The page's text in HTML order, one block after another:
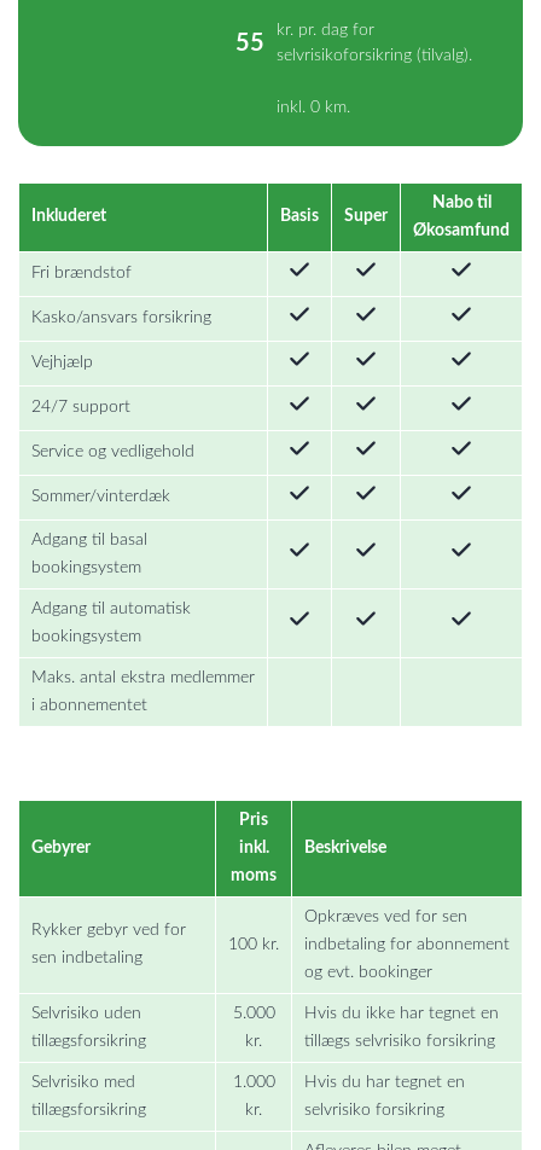
55
kr. pr. dag for
selvrisikoforsikring (tilvalg).
inkl. 0 km.
Inkluderet Basis Super
Nabo til
Økosamfund
Fri brændstof
Kasko/ansvars forsikring
Vejhjælp
24/7 support
Service og vedligehold
Sommer/vinterdæk
Adgang til basal
bookingsystem
Adgang til automatisk
bookingsystem
Maks. antal ekstra medlemmer
i abonnementet
Gebyrer
Pris
inkl.
moms
Beskrivelse
Rykker gebyr ved for
sen indbetaling
100 kr.
Opkræves ved for sen
indbetaling for abonnement
og evt. bookinger
Selvrisiko uden
tillægsforsikring
5.000
kr.
Hvis du ikke har tegnet en
tillægs selvrisiko forsikring
Selvrisiko med
tillægsforsikring
1.000
kr.
Hvis du har tegnet en
selvrisiko forsikring